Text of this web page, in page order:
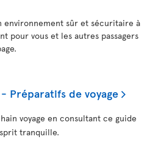
environnement sûr et sécuritaire à
pour vous et les autres passagers
Préparatifs de voyage
voyage en consultant ce guide
tranquille.